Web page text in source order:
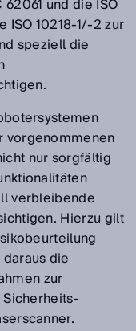
und die ISO
ISO 10218-1/-2 zur
speziell die
vorgenommenen
nur sorgfältig
verbleibende
Hierzu gilt
die
zur